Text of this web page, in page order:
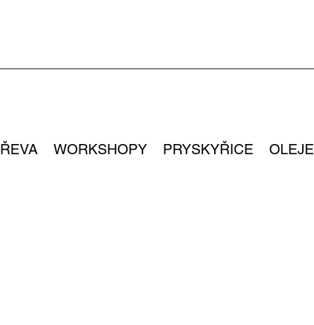
WORKSHOPY PRYSKYŘICE OLEJE